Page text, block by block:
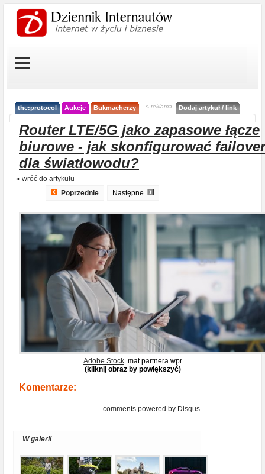
the:protocol Aukcje Bukmacherzy < reklama Dodaj artykuł / link
Router LTE/5G jako zapasowe łącze
biurowe - jak skonfigurować failover
dla światłowodu?
« wróć do artykułu
Poprzednie
Następne
Adobe Stockmat partnera wpr
(kliknij obraz by powiększyć)
Komentarze:
comments powered by Disqus
W galerii